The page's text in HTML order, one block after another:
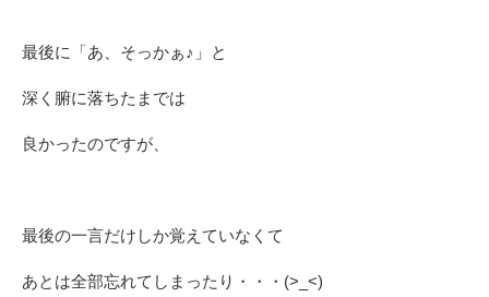
最後に「あ、そっかぁ♪」と
深く腑に落ちたまでは
良かったのですが、
最後の一言だけしか覚えていなくて
あとは全部忘れてしまったり・・・(>_<)